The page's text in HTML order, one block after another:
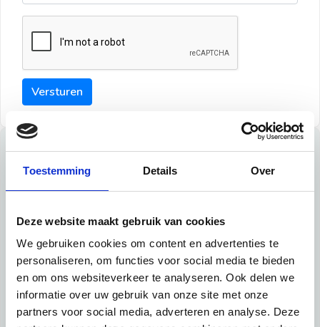
Toestemming Details Over
Deze website maakt gebruik van cookies
We gebruiken cookies om content en advertenties te
personaliseren, om functies voor social media te bieden
en om ons websiteverkeer te analyseren. Ook delen we
informatie over uw gebruik van onze site met onze
partners voor social media, adverteren en analyse. Deze
Versturen
Tips
Tip 1:
Schrijf een duidelijke introductie en geef de volgende
informatie mee:
Ben je student, werkachtig of werkzoekend